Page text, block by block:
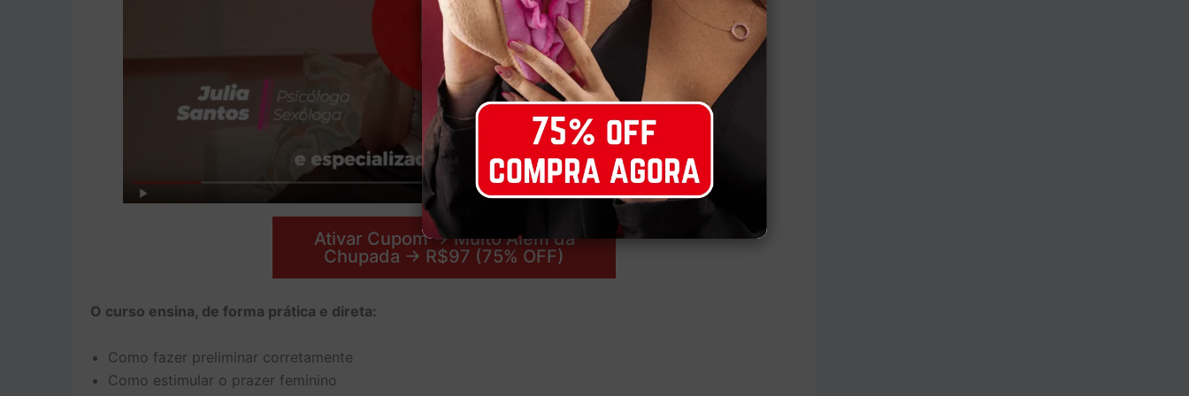
Ativar Cupom → Muito Além da
Chupada → R$97 (75% OFF)
O curso ensina, de forma prática e direta:
Como fazer preliminar corretamente
Como estimular o prazer feminino